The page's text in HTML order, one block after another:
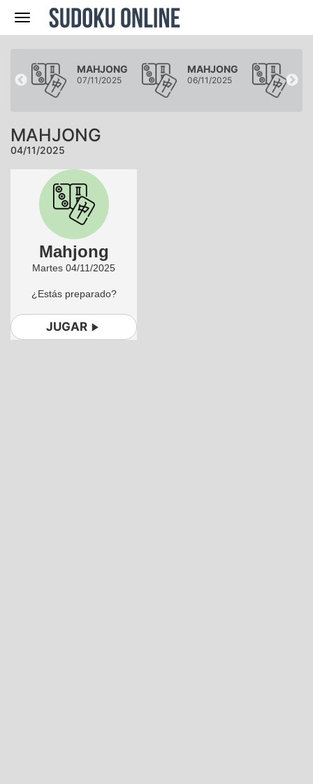
Navegación
MAHJONG
07/11/2025
MAHJONG
06/11/2025
MAHJONG
04/11/2025
Mahjong
Martes 04/11/2025
¿Estás preparado?
JUGAR